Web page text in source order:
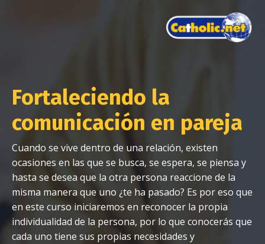
Fortaleciendo la
comunicación en pareja
Cuando se vive dentro de una relación, existen
ocasiones en las que se busca, se espera, se piensa y
hasta se desea que la otra persona reaccione de la
misma manera que uno ¿te ha pasado? Es por eso que
en este curso iniciaremos en reconocer la propia
individualidad de la persona, por lo que conocerás que
cada uno tiene sus propias necesidades y